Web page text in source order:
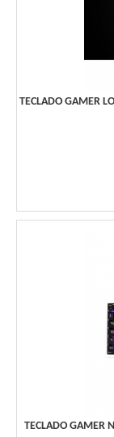
TECLADO GAMER
TECLADO GAMER